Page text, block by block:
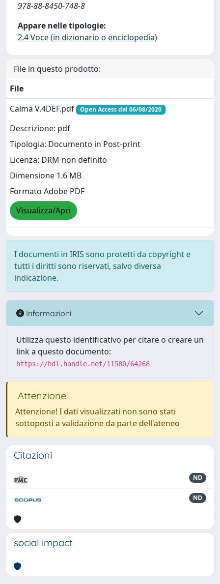
978-88-8450-748-8
Appare nelle tipologie:
2.4 Voce (in dizionario o enciclopedia)
File in questo prodotto:
File
Calma V.4DEF.pdf
Open Access dal 06/08/2020
Descrizione: pdf
Tipologia: Documento in Post-print
Licenza: DRM non definito
Dimensione 1.6 MB
Formato Adobe PDF
Visualizza/Apri
I documenti in IRIS sono protetti da copyright e
tutti i diritti sono riservati, salvo diversa
indicazione.
Informazioni
Utilizza questo identificativo per citare o creare un
link a questo documento:
https://hdl.handle.net/11580/64268
Attenzione
Attenzione! I dati visualizzati non sono stati
sottoposti a validazione da parte dell'ateneo
Citazioni
ND
ND
social impact